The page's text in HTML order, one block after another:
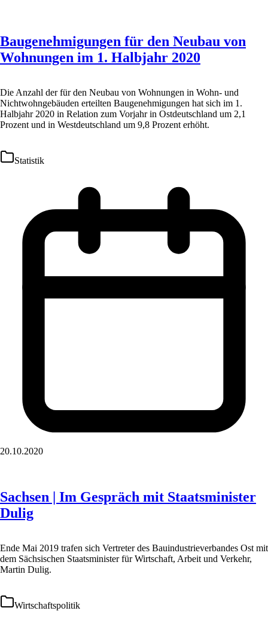
Baugenehmigungen für den Neubau von
Wohnungen im 1. Halbjahr 2020
Die Anzahl der für den Neubau von Wohnungen in Wohn- und
Nichtwohngebäuden erteilten Baugenehmigungen hat sich im 1.
Halbjahr 2020 in Relation zum Vorjahr in Ostdeutschland um 2,1
Prozent und in Westdeutschland um 9,8 Prozent erhöht.
Statistik
20.10.2020
Sachsen | Im Gespräch mit Staatsminister
Dulig
Ende Mai 2019 trafen sich Vertreter des Bauindustrieverbandes Ost mit
dem Sächsischen Staatsminister für Wirtschaft, Arbeit und Verkehr,
Martin Dulig.
Wirtschaftspolitik